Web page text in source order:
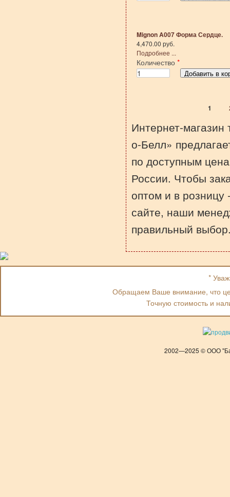
Mignon A007 Форма Сердце.
4,470.00 руб.
Подробнее ...
Количество *
1
Интернет-магазин
о-Белл»
по доступным
России. Чтобы
оптом и в
сайте, наши
правильный
*
Обращаем Ваше внимание, что
Точную стоимость и
2002—2025 © ООО